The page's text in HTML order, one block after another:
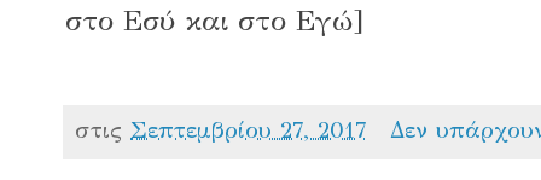
στο Εσύ και στο Εγώ]
στις Σεπτεμβρίου 27, 2017 Δεν